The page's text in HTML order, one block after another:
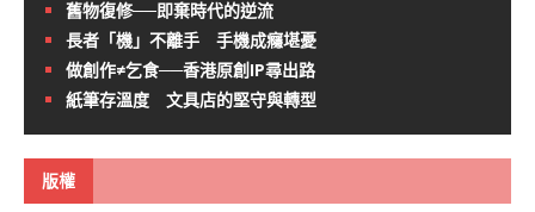
舊物復修──即棄時代的逆流
長者「機」不離手 手機成癮堪憂
做創作≠乞食──香港原創IP尋出路
紙筆存溫度 文具店的堅守與轉型
版權